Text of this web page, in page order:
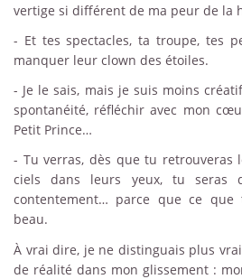
vertige si différent de ma peur de la
- Et tes spectacles, ta troupe, tes
manquer leur clown des étoiles.
- Je le sais, mais je suis moins
spontanéité, réfléchir avec mon
Petit Prince…
- Tu verras, dès que tu retrouveras
ciels dans leurs yeux, tu seras
contentement… parce que ce
beau.
À vrai dire, je ne distinguais plus
de réalité dans mon glissement :